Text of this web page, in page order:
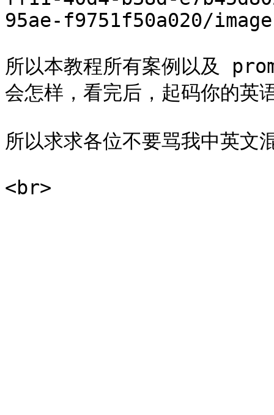
95ae-f9751f50a020/
所以本教程所有案例以及
会怎样，看完后，起码你的英
所以求求各位不要骂我中英文